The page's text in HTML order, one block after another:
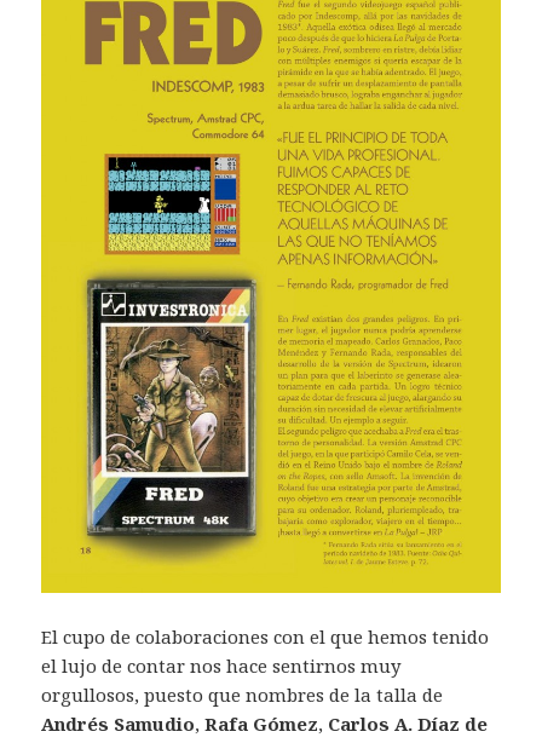
El cupo de colaboraciones con el que hemos tenido
el lujo de contar nos hace sentirnos muy
orgullosos, puesto que nombres de la talla de
Andrés Samudio,Rafa Gómez, Carlos A. Díaz de